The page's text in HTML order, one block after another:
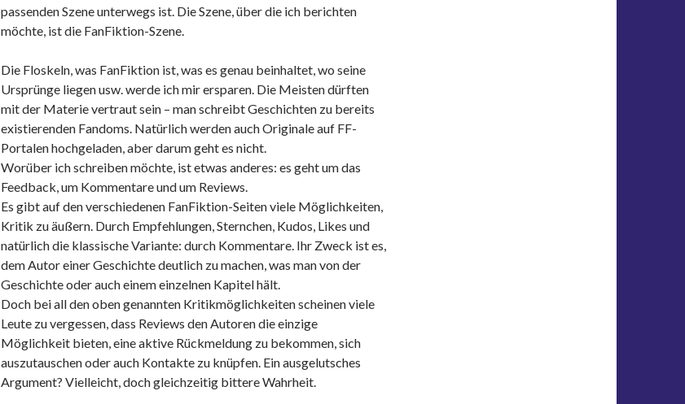
passenden Szene unterwegs ist. Die Szene, über die ich berichten
möchte, ist die FanFiktion-Szene.
Die Floskeln, was FanFiktion ist, was es genau beinhaltet, wo seine
Ursprünge liegen usw. werde ich mir ersparen. Die Meisten dürften
mit der Materie vertraut sein – man schreibt Geschichten zu bereits
existierenden Fandoms. Natürlich werden auch Originale auf FF-
Portalen hochgeladen, aber darum geht es nicht.
Worüber ich schreiben möchte, ist etwas anderes: es geht um das
Feedback, um Kommentare und um Reviews.
Es gibt auf den verschiedenen FanFiktion-Seiten viele Möglichkeiten,
Kritik zu äußern. Durch Empfehlungen, Sternchen, Kudos, Likes und
natürlich die klassische Variante: durch Kommentare. Ihr Zweck ist es,
dem Autor einer Geschichte deutlich zu machen, was man von der
Geschichte oder auch einem einzelnen Kapitel hält.
Doch bei all den oben genannten Kritikmöglichkeiten scheinen viele
Leute zu vergessen, dass Reviews den Autoren die einzige
Möglichkeit bieten, eine aktive Rückmeldung zu bekommen, sich
auszutauschen oder auch Kontakte zu knüpfen. Ein ausgelutsches
Argument? Vielleicht, doch gleichzeitig bittere Wahrheit.